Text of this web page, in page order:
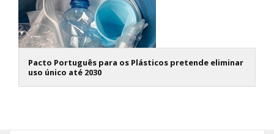
Pacto Português para os Plásticos pretende eliminar
uso único até 2030